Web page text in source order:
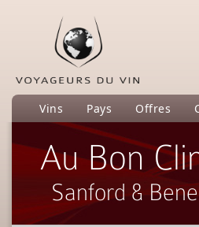
Vins Pays Offres
Au Bon
Sanford &